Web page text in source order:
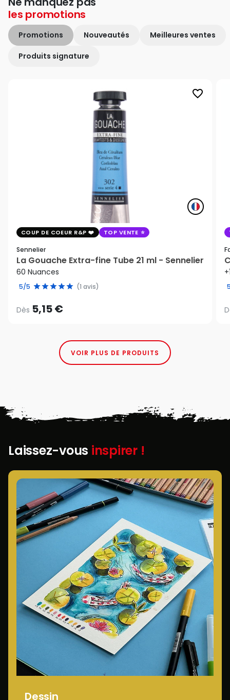
les promotions
Promotions Nouveautés Meilleures ventes
Produits signature
favorite_border
COUP DE COEUR R&P TOP VENTE
Sennelier
La Gouache Extra-fine Tube 21 ml - Sennelier
60 Nuances
5/5 (1 avis)
Dès 5,15 €
VOIR PLUS DE PRODUITS
Laissez-vous inspirer !
Dessin